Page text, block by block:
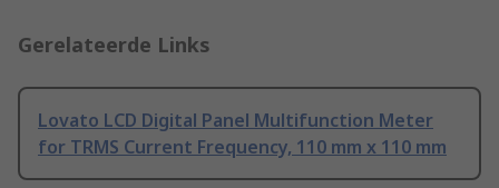
Gerelateerde Links
Lovato LCD Digital Panel Multifunction Meter
for TRMS Current Frequency, 110 mm x 110 mm